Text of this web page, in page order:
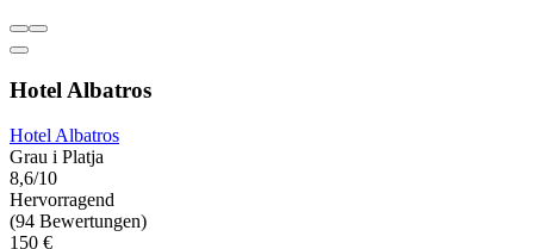
Hotel Albatros
Hotel Albatros
Grau i Platja
8,6/10
Hervorragend
(94 Bewertungen)
150 €